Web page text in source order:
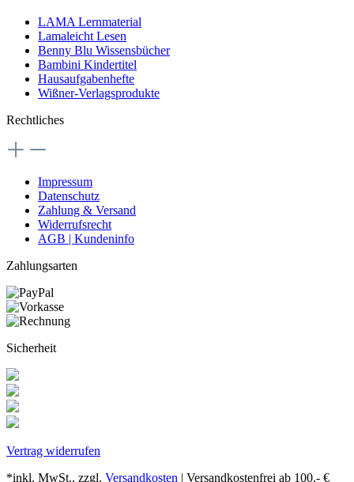
LAMA Lernmaterial
Lamaleicht Lesen
Benny Blu Wissensbücher
Bambini Kindertitel
Hausaufgabenhefte
Wißner-Verlagsprodukte
Rechtliches
Impressum
Datenschutz
Zahlung & Versand
Widerrufsrecht
AGB | Kundeninfo
Zahlungsarten
Sicherheit
Vertrag widerrufen
*inkl. MwSt., zzgl. Versandkosten | Versandkostenfrei ab 100,- €